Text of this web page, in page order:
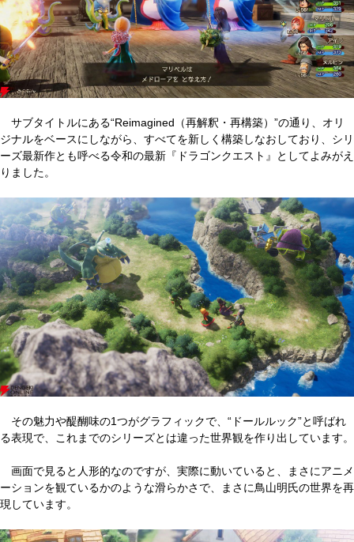
サブタイトルにある“Reimagined（再解釈・再構築）”の通り、オリ
ジナルをベースにしながら、すべてを新しく構築しなおしており、シリ
ーズ最新作とも呼べる令和の最新『ドラゴンクエスト』としてよみがえ
りました。
その魅力や醍醐味の1つがグラフィックで、“ドールルック”と呼ばれ
る表現で、これまでのシリーズとは違った世界観を作り出しています。
画面で見ると人形的なのですが、実際に動いていると、まさにアニメ
ーションを観ているかのような滑らかさで、まさに鳥山明氏の世界を再
現しています。